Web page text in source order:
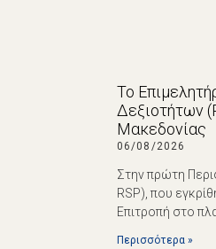
Το
Δεξιοτήτων
Μακεδονίας
06/08/2026
Στην πρώτη
RSP), που
Επιτροπή στο
Περισσότερα »